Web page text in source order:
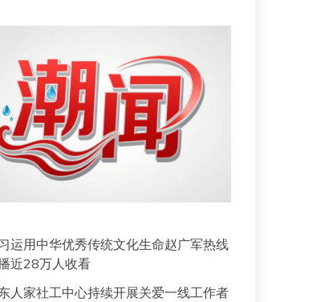
运用中华优秀传统文化生命赵广军热线
近28万人收看
人家社工中心持续开展关爱一线工作者